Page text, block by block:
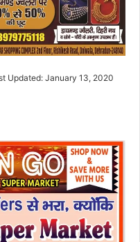
Updated: January 13, 2020